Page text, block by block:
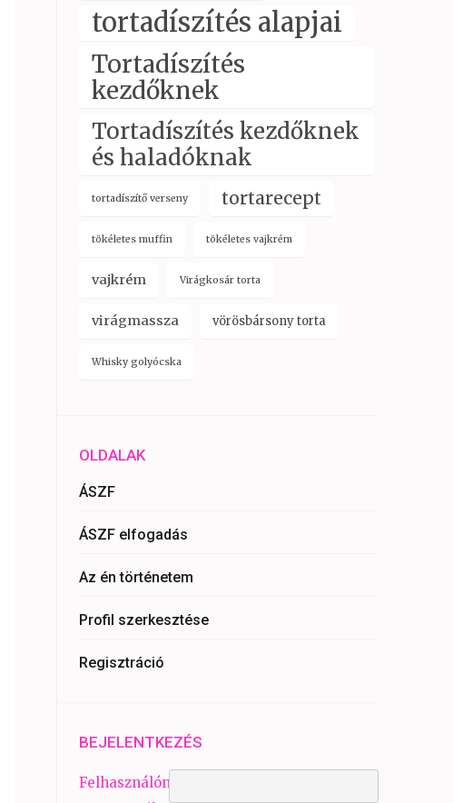
tortadíszítés alapjai
Tortadíszítés
kezdőknek
Tortadíszítés kezdőknek
és haladóknak
tortadíszítő verseny tortarecept
tökéletes muffin tökéletes vajkrém
vajkrém Virágkosár torta
virágmassza vörösbársony torta
Whisky golyócska
OLDALAK
ÁSZF
ÁSZF elfogadás
Az én történetem
Profil szerkesztése
Regisztráció
BEJELENTKEZÉS
Felhasználónév